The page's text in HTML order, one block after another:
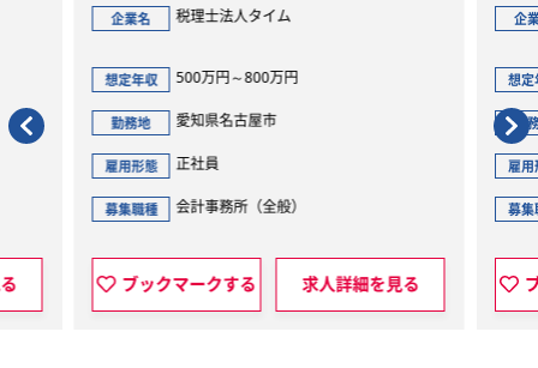
企業名 税理士法人タイム
想定年収 500万円～800万円
勤務地 愛知県名古屋市
雇用形態 正社員
募集職種 会計事務所（全般）
ブックマークする 求人詳細を見る
企
想定
勤
雇用
募集